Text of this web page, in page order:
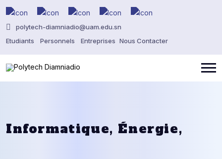
polytech-diamniadio@uam.edu.sn
Etudiants
Personnels Entreprises Nous Contacter
Informatique, Énergie,